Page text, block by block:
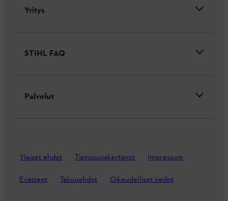
Yritys
STIHL FAQ
Palvelut
Yleiset ehdot Tietosuojakäytäntö Impressum
Evästeet Takuuehdot Oikeudelliset tiedot